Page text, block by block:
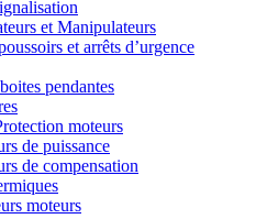
et Manipulateurs
et arrêts d’urgence
pendantes
moteurs
de puissance
de compensation
moteurs